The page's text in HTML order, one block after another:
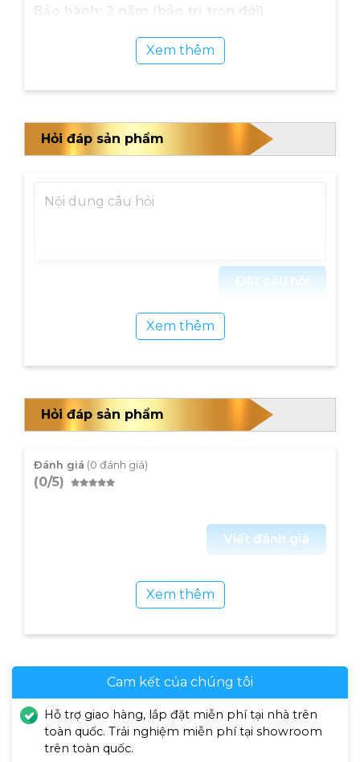
Đặc điểm nổi bật của máy massage chân
Công nghệ massage hiện đại
Con lăn 3D tích hợp dưới lòng bàn chân chuyển
lại hiệu quả toàn diện. Nhờ đó mu bàn chân,
gót chân, khớp ngón,… được chăm sóc tối ưu.
Xem thêm
Hỏi đáp sản phẩm
Đặt câu hỏi
Xem thêm
Hỏi đáp sản phẩm
Đánh giá (0 đánh giá)
(0/5)
Viết đánh giá
Xem thêm
Cam kết của chúng tôi
Hỗ trợ giao hàng, lắp đặt miễn phí tại nhà trên
toàn quốc. Trải nghiệm miễn phí tại showroom
trên toàn quốc.